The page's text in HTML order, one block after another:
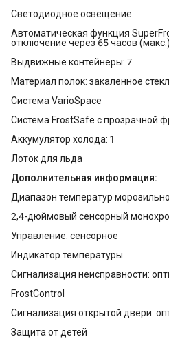
Светодиодное освещение
Автоматическая функция
отключение через 65 часов (макс.)
Выдвижные контейнеры: 7
Материал полок: закаленное
Система VarioSpace
Система FrostSafe с прозрачной
Аккумулятор холода: 1
Лоток для льда
Дополнительная информация:
Диапазон температур
2,4-дюймовый сенсорный
Управление: сенсорное
Индикатор температуры
Сигнализация неисправности:
FrostControl
Сигнализация открытой двери:
Защита от детей